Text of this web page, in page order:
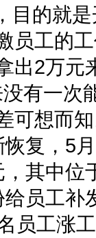
目的就
工的
出2万元
有一次
可想而
复，5
其中
员工补
员工涨